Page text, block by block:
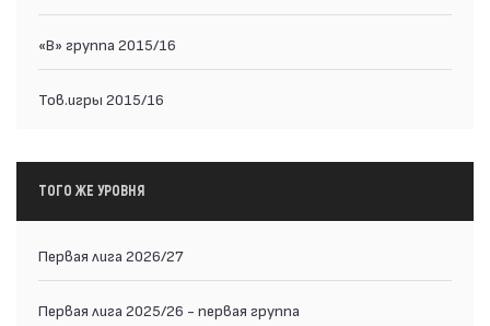
«В» группа 2015/16
Тов.игры 2015/16
ТОГО ЖЕ УРОВНЯ
Первая лига 2026/27
Первая лига 2025/26 - первая группа